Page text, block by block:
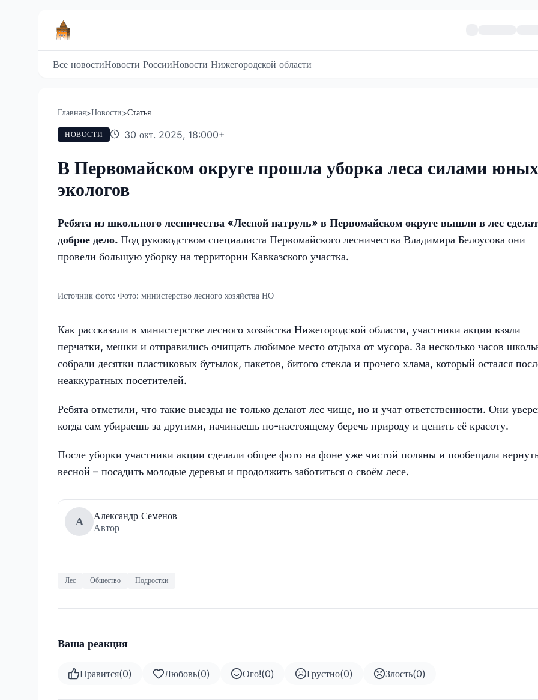
Все новостиНовости РоссииНовости Нижегородской области
Главная>Новости>Статья
НОВОСТИ 30 окт. 2025, 18:000+
В Первомайском округе прошла уборка леса силами юных
экологов
Ребята из школьного лесничества «Лесной патруль» в Первомайском округе вышли в лес
доброе дело. Под руководством специалиста Первомайского лесничества Владимира Белоусова они
провели большую уборку на территории Кавказского участка.
Источник фото: Фото: министерство лесного хозяйства НО
Как рассказали в министерстве лесного хозяйства Нижегородской области, участники акции взяли
перчатки, мешки и отправились очищать любимое место отдыха от мусора. За несколько часов
собрали десятки пластиковых бутылок, пакетов, битого стекла и прочего хлама, который остался
неаккуратных посетителей.
Ребята отметили, что такие выезды не только делают лес чище, но и учат ответственности. Они
когда сам убираешь за другими, начинаешь по-настоящему беречь природу и ценить её красоту.
После уборки участники акции сделали общее фото на фоне уже чистой поляны и пообещали
весной – посадить молодые деревья и продолжить заботиться о своём лесе.
А
Александр Семенов
Автор
Лес Общество Подростки
Ваша реакция
Нравится(0) Любовь(0) Ого!(0) Грустно(0) Злость(0)